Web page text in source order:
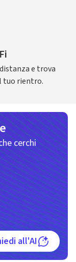
e trova
tuo rientro.
cerchi
all'AI